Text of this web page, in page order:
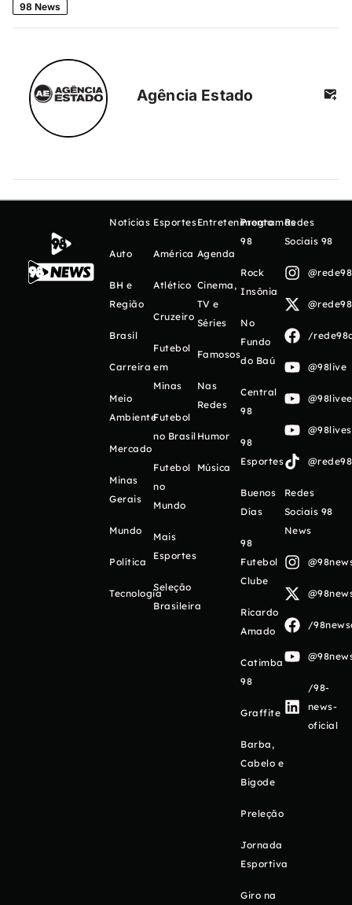
98 News
Agência Estado
Notícias
Auto
BH e
Região
Brasil
Carreira
Meio
Ambiente
Mercado
Minas
Gerais
Mundo
Política
Tecnologia
Esportes
América
Atlético
Cruzeiro
Futebol
em
Minas
Futebol
no Brasil
Futebol
no
Mundo
Mais
Esportes
Seleção
Brasileira
Entretenimento
Agenda
Cinema,
TV e
Séries
Famosos
Nas
Redes
Humor
Música
Programas
98
Rock
Insônia
No
Fundo
do Baú
Central
98
98
Esportes
Buenos
Días
98
Futebol
Clube
Ricardo
Amado
Catimba
98
Graffite
Barba,
Cabelo e
Bigode
Preleção
Jornada
Esportiva
Giro na
Redes
Sociais 98
/
@98live
Redes
Sociais 98
News
/
/98-
news-
oficial